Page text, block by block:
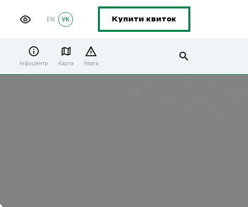
УК
EN Купити квиток
Інфоцентр Карта Увага